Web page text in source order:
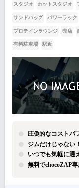
スタジオ ホットスタジオ
サンドバッグ パワーラック
プロテインラウンジ 売店
有料駐車場 駅近
圧倒的なコストパ
ジムだけじゃない
いつでも気軽に通
無料でchocoZAP